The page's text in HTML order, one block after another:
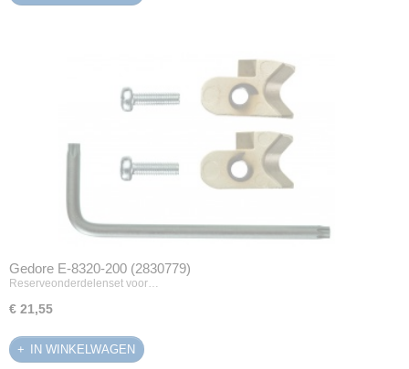
Gedore E-8320-200 (2830779)
Reserveonderdelenset voor…
€ 21,55
IN WINKELWAGEN